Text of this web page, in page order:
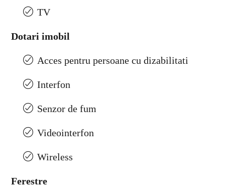
TV
Dotari imobil
Acces pentru persoane cu dizabilitati
Interfon
Senzor de fum
Videointerfon
Wireless
Ferestre